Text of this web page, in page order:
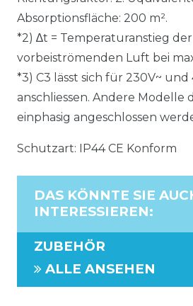
Absorptionsfläche: 200 m².
*2) ∆t = Temperaturanstieg der
vorbeiströmenden Luft bei
*3) C3 lässt sich für 230V~ und
anschliessen. Andere Modelle
einphasig angeschlossen
Schutzart: IP44 CE Konform
DAS KÖNNTE SIE
INTERESSIEREN:
ZUBEHÖR
ALLE ANSEHEN